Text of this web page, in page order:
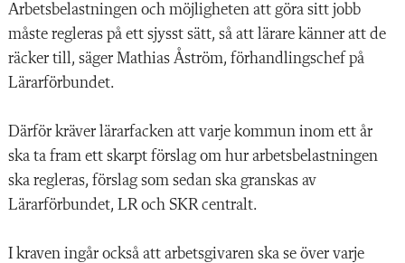
Arbetsbelastningen och möjligheten att göra sitt jobb
måste regleras på ett sjysst sätt, så att lärare känner att de
räcker till, säger Mathias Åström, förhandlingschef på
Lärarförbundet.
Därför kräver lärarfacken att varje kommun inom ett år
ska ta fram ett skarpt förslag om hur arbetsbelastningen
ska regleras, förslag som sedan ska granskas av
Lärarförbundet, LR och SKR centralt.
I kraven ingår också att arbetsgivaren ska se över varje